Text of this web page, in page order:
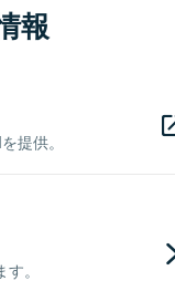
報
提供。
。